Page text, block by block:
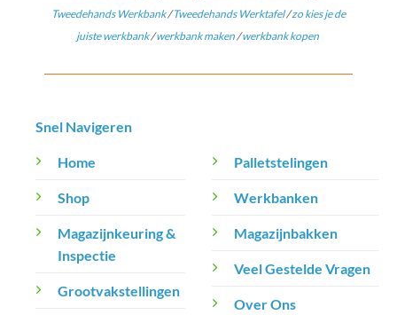
Tweedehands Werkbank/Tweedehands Werktafel/zo kies je de
juiste werkbank/werkbank maken/werkbank kopen
Snel Navigeren
Home
Shop
Magazijnkeuring &
Inspectie
Grootvakstellingen
Palletstelingen
Werkbanken
Magazijnbakken
Veel Gestelde Vragen
Over Ons